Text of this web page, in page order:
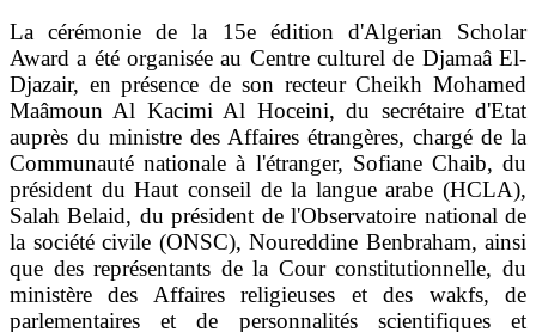
La cérémonie de la 15e édition d'Algerian
Award a été organisée au Centre culturel de
Djazair, en présence de son recteur Cheikh
Maâmoun Al Kacimi Al Hoceini, du secrétaire
auprès du ministre des Affaires étrangères,
Communauté nationale à l'étranger, Sofiane
président du Haut conseil de la langue arabe
Salah Belaid, du président de l'Observatoire
la société civile (ONSC), Noureddine
que des représentants de la Cour
ministère des Affaires religieuses et des
parlementaires et de personnalités